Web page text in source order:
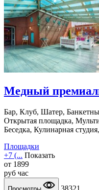
Медный
Бар, Клуб, Шатер,
Открытая площадка,
Беседка, Кулинарная
Площадки
+7 (... Показать
от 1899
руб час
38321